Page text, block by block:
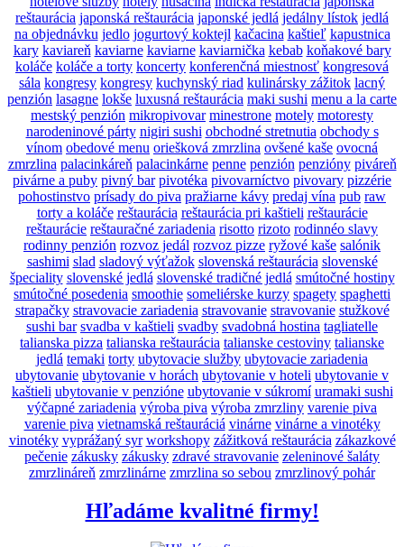
reštaurácia japonská reštaurácia japonské jedlá jedálny lístok jedlá
na objednávku jedlo jogurtový koktejl kačacina kaštieľ kapustnica
kary kaviareň kaviarne kaviarne kaviarnička kebab koňakové bary
koláče koláče a torty koncerty konferenčná miestnosť kongresová
sála kongresy kongresy kuchynský riad kulinársky zážitok lacný
penzión lasagne lokše luxusná reštaurácia maki sushi menu a la carte
mestský penzión mikropivovar minestrone motely motoresty
narodeninové párty nigiri sushi obchodné stretnutia obchody s
vínom obedové menu oriešková zmrzlina ovšené kaše ovocná
zmrzlina palacinkáreň palacinkárne penne penzión penzióny piváreň
pivárne a puby pivný bar pivotéka pivovarníctvo pivovary pizzérie
pohostinstvo prísady do piva pražiarne kávy predaj vína pub raw
torty a koláče reštaurácia reštaurácia pri kaštieli reštaurácie
reštaurácie reštauračné zariadenia risotto rizoto rodinnéo slavy
rodinny penzión rozvoz jedál rozvoz pizze ryžové kaše salónik
sashimi slad sladový výťažok slovenská reštaurácia slovenské
špeciality slovenské jedlá slovenské tradičné jedlá smútočné hostiny
smútočné posedenia smoothie someliérske kurzy spagety spaghetti
strapačky stravovacie zariadenia stravovanie stravovanie stužkové
sushi bar svadba v kaštieli svadby svadobná hostina tagliatelle
talianska pizza talianska reštaurácia talianske cestoviny talianske
jedlá temaki torty ubytovacie služby ubytovacie zariadenia
ubytovanie ubytovanie v horách ubytovanie v hoteli ubytovanie v
kaštieli ubytovanie v penzióne ubytovanie v súkromí uramaki sushi
výčapné zariadenia výroba piva výroba zmrzliny varenie piva
varenie piva vietnamská reštauráciá vinárne vinárne a vinotéky
vinotéky vyprážaný syr workshopy zážitková reštaurácia zákazkové
pečenie zákusky zákusky zdravé stravovanie zeleninové šaláty
zmrzlináreň zmrzlinárne zmrzlina so sebou zmrzlinový pohár
Hľadáme kvalitné firmy!